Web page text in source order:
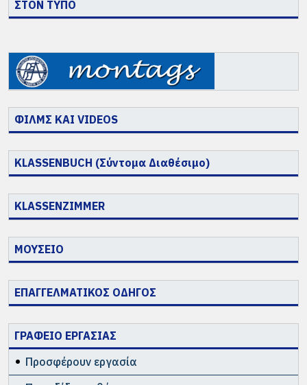
ΣΤΟΝ ΤΥΠΟ
ΦΙΛΜΣ ΚΑΙ VIDEOS
KLASSENBUCH (Σύντομα Διαθέσιμο)
KLASSENZIMMER
ΜΟΥΣΕΙΟ
ΕΠΑΓΓΕΛΜΑΤΙΚΟΣ ΟΔΗΓΟΣ
ΓΡΑΦΕΙΟ ΕΡΓΑΣΙΑΣ
Προσφέρουν εργασία